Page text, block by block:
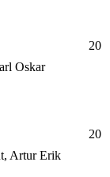
Oskar
20
Artur Erik
20